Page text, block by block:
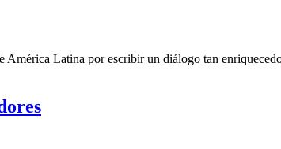
América Latina por escribir un diálogo tan